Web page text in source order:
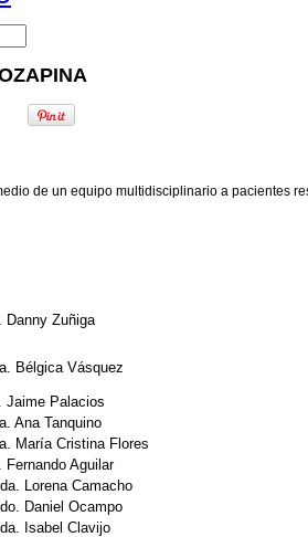
de un equipo multidisciplinario a pacientes
Danny Zuñiga
Bélgica Vásquez
Jaime Palacios
Ana Tanquino
María Cristina Flores
Fernando Aguilar
Lorena Camacho
Daniel Ocampo
Isabel Clavijo